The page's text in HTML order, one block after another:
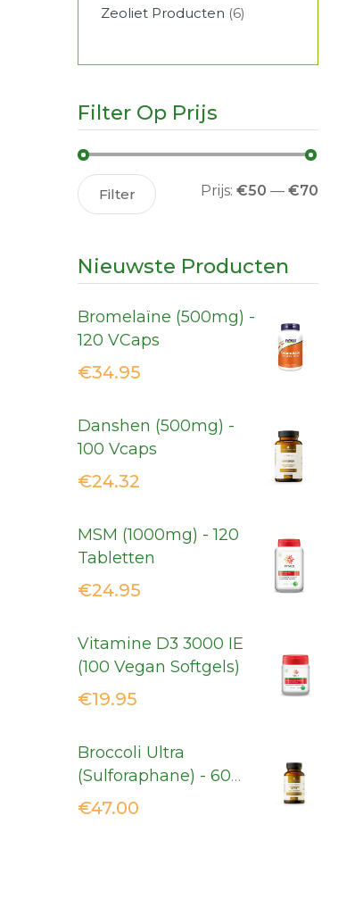
Zeoliet Producten (6)
Filter Op Prijs
Filter Prijs: €50 — €70
Nieuwste Producten
Bromelaïne (500mg) -
120 VCaps
€34.95
Danshen (500mg) -
100 Vcaps
€24.32
MSM (1000mg) - 120
Tabletten
€24.95
Vitamine D3 3000 IE
(100 Vegan Softgels)
€19.95
Broccoli Ultra
(Sulforaphane) - 60
Vcaps
€47.00